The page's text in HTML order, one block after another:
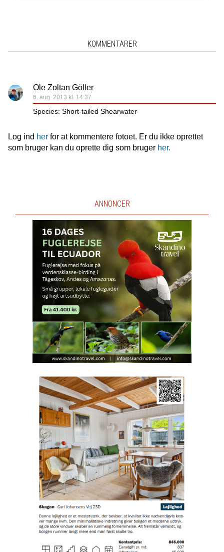
KOMMENTARER
Ole Zoltan Göller
6. aug. 2013 kl. 14:37
Species: Short-tailed Shearwater
Log ind herfor at kommentere fotoet. Er du ikke oprettet
som bruger kan du oprette dig som bruger her.
ANNONCER